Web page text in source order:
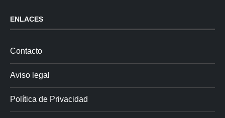
ENLACES
Contacto
Aviso legal
Política de Privacidad